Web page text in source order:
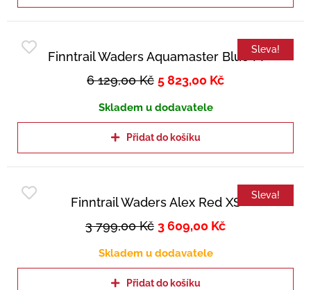
Sleva!
Finntrail Waders Aquamaster Blue M
6 129,00Kč 5 823,00 Kč
Skladem u dodavatele
Přidat do košíku
Sleva!
Finntrail Waders Alex Red XS
3 799,00Kč 3 609,00 Kč
Skladem u dodavatele
Přidat do košíku